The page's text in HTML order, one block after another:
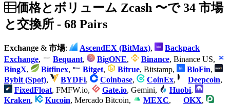
価格とボリューム Zcash 〜で 34 市場
と交換所 - 68 Pairs
Exchange & 市場: AscendEX (BitMax),
Backpack
Exchange, Bequant, BigONE, Binance, Binance US,
BingX, Bitfinex, Bitget, Bitrue, Bitstamp, BloFin,
Bybit (Spot), BYDFi, Coinbase, CoinEx, Deepcoin,
FixedFloat, FMFW.io, Gate.io, Gemini, Huobi,
Kraken, Kucoin, Mercado Bitcoin, MEXC, OKX,